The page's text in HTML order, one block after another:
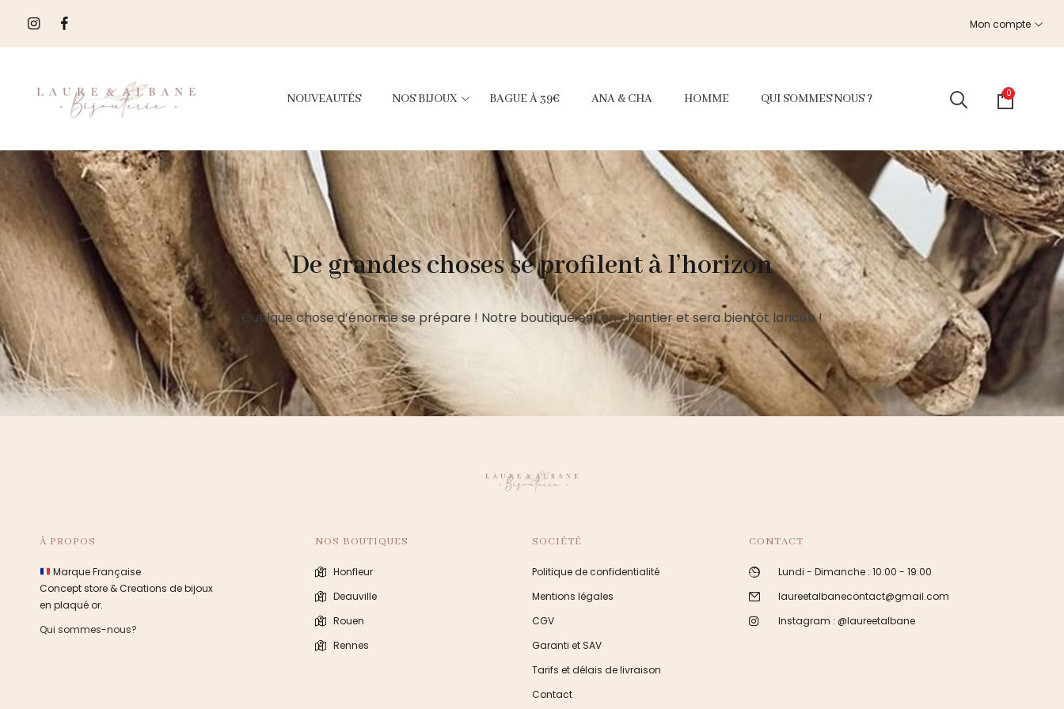
Mon compte
NOUVEAUTÉS NOS BIJOUX BAGUE À 39€ ANA & CHA HOMME QUI SOMMES NOUS ? 0
De grandes choses se profilent à l’horizon
Quelque chose d’énorme se prépare ! Notre boutique est en chantier et sera bientôt lancée !
À PROPOS
Marque Française
Concept store & Creations de bijoux
en plaqué or.
Qui sommes-nous?
NOS BOUTIQUES
Honfleur
Deauville
Rouen
Rennes
SOCIÉTÉ
Politique de confidentialité
Mentions légales
CGV
Garanti et SAV
Tarifs et délais de livraison
Contact
CONTACT
Lundi - Dimanche : 10:00 - 19:00
laureetalbanecontact@gmail.com
Instagram : @laureetalbane